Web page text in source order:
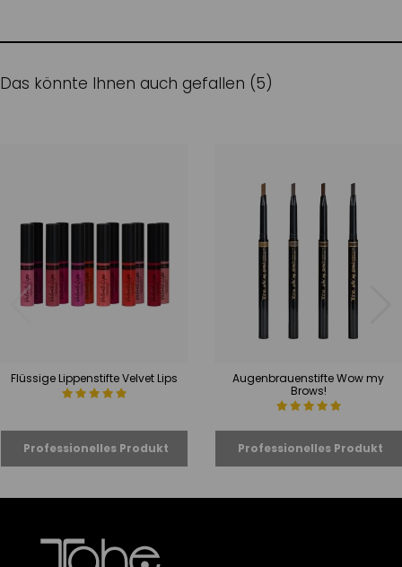
Das könnte Ihnen auch gefallen (5)
Flüssige Lippenstifte Velvet Lips
Augenbrauenstifte Wow my
Brows!